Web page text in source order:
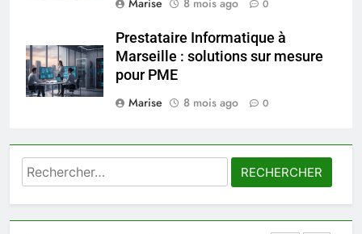
Marise
8 mois ago 0
Prestataire Informatique à
Marseille : solutions sur mesure
pour PME
Marise
8 mois ago 0
Rechercher :
sérieux à un tarif juste ?
BIEN ÊTRE
8
Sclérose en plaques et
femmes enceintes doivent
connaître
SANTÉ
1